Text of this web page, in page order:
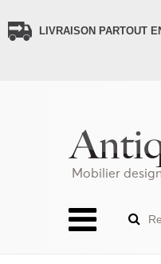
VOUS AVEZ UNE
LIVRAISON ÉTRANGER
RECEVEZ TOUTES LES
POLITIQUE DE
LIVRAISON PARTOUT
Mobilier